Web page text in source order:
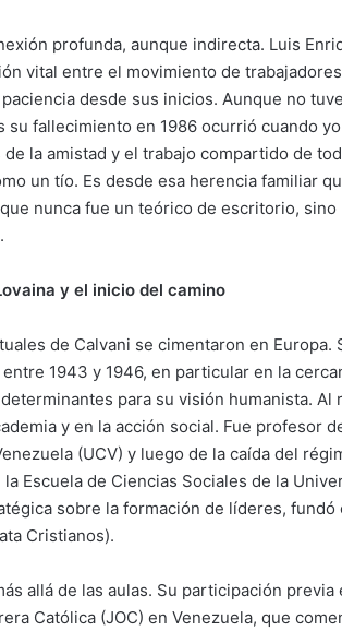
profunda, aunque indirecta. Luis
vital entre el movimiento de
desde sus inicios. Aunque no
fallecimiento en 1986 ocurrió cuando
la amistad y el trabajo compartido de
un tío. Es desde esa herencia familiar
nunca fue un teórico de escritorio,
y el inicio del camino
de Calvani se cimentaron en Europa.
1943 y 1946, en particular en la
para su visión humanista. Al
y en la acción social. Fue profesor
(UCV) y luego de la caída del
Escuela de Ciencias Sociales de la
sobre la formación de líderes, fundó
Cristianos).
allá de las aulas. Su participación
Católica (JOC) en Venezuela, que